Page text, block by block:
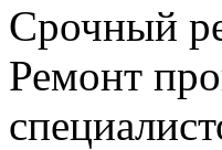
Срочный
Ремонт